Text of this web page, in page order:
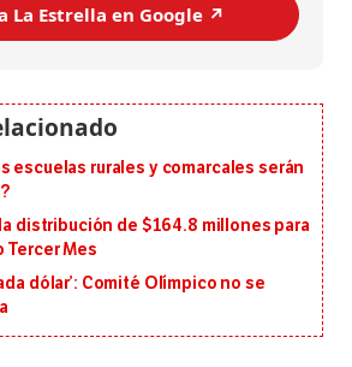
La Estrella en Google ↗️
escuelas rurales y comarcales serán
distribución de $164.8 millones para
Tercer Mes
dólar’: Comité Olímpico no se